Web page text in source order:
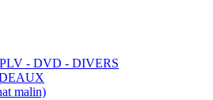
- DVD - DIVERS
malin)